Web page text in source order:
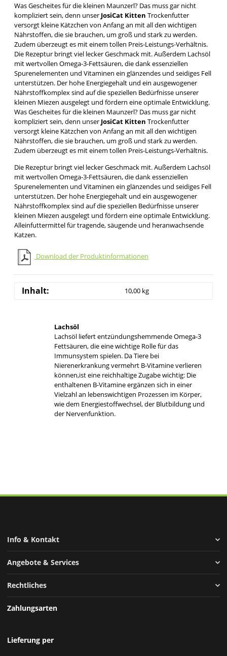
Was Gescheites für die kleinen Maunzerl? Das muss gar nicht
kompliziert sein, denn unser JosiCat Kitten Trockenfutter
versorgt kleine Kätzchen von Anfang an mit all den wichtigen
Nährstoffen, die sie brauchen, um groß und stark zu werden.
Zudem überzeugt es mit einem tollen Preis-Leistungs-Verhältnis.
Die Rezeptur bringt viel lecker Geschmack mit. Außerdem Lachsöl
mit wertvollen Omega-3-Fettsäuren, die dank essenziellen
Spurenelementen und Vitaminen ein glänzendes und seidiges Fell
unterstützen. Der hohe Energiegehalt und ein ausgewogener
Nährstoffkomplex sind auf die speziellen Bedürfnisse unserer
kleinen Miezen ausgelegt und fördern eine optimale Entwicklung.
Was Gescheites für die kleinen Maunzerl? Das muss gar nicht
kompliziert sein, denn unser JosiCat Kitten Trockenfutter
versorgt kleine Kätzchen von Anfang an mit all den wichtigen
Nährstoffen, die sie brauchen, um groß und stark zu werden.
Zudem überzeugt es mit einem tollen Preis-Leistungs-Verhältnis.
Die Rezeptur bringt viel lecker Geschmack mit. Außerdem Lachsöl
mit wertvollen Omega-3-Fettsäuren, die dank essenziellen
Spurenelementen und Vitaminen ein glänzendes und seidiges Fell
unterstützen. Der hohe Energiegehalt und ein ausgewogener
Nährstoffkomplex sind auf die speziellen Bedürfnisse unserer
kleinen Miezen ausgelegt und fördern eine optimale Entwicklung.
Alleinfuttermittel für tragende, säugende und heranwachsende
Katzen.
Download der Produktinformationen
Inhalt: 10,00 kg
Lachsöl
Lachsöl liefert entzündungshemmende Omega-3
Fettsäuren, die eine wichtige Rolle für das
Immunsystem spielen. Da Tiere bei
Nierenerkrankung vermehrt B-Vitamine verlieren
können,ist eine reichhaltige Zugabe wichtig: Die
enthaltenen B-Vitamine ergänzen sich in einer
Vielzahl an lebenswichtigen Prozessen im Körper,
wie dem Energiestoffwechsel, der Blutbildung und
der Nervenfunktion.
Info & Kontakt
Angebote & Services
Rechtliches
Zahlungsarten
Lieferung per